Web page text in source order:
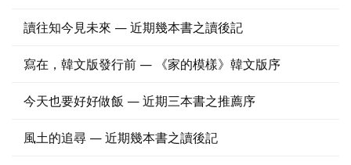
讀往知今見未來 — 近期幾本書之讀後記
寫在，韓文版發行前 — 《家的模樣》韓文版序
今天也要好好做飯 — 近期三本書之推薦序
風土的追尋 — 近期幾本書之讀後記